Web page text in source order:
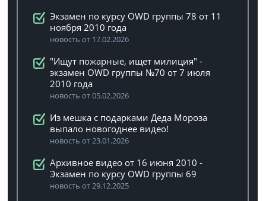
Экзамен по курсу OWD группы 78 от 11
ноября 2010 года
новость от 17.02.2026
"Ищут пожарные, ищет милиция" -
экзамен OWD группы №70 от 7 июля
2010 года
новость от 05.02.2026
Из мешка с подарками Деда Мороза
выпало новогоднее видео!
новость от 23.01.2026
Архивное видео от 16 июня 2010 -
Экзамен по курсу OWD группы 69
новость от 29.12.2025